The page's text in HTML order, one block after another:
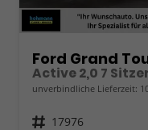
Ford Grand
unverbindliche Lieferzeit:
Fahrzeugnr. 17976